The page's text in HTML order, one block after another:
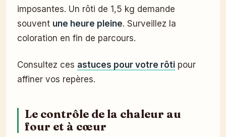
imposantes. Un rôti de 1,5 kg demande
souvent une heure pleine. Surveillez la
coloration en fin de parcours.
Consultez ces astuces pour votre rôti pour
affiner vos repères.
Le contrôle de la chaleur au
four et à cœur